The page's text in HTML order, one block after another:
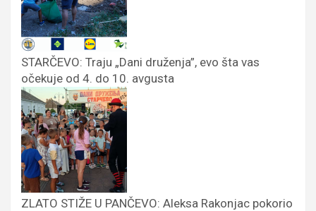
STARČEVO: Traju „Dani druženja”, evo šta vas
očekuje od 4. do 10. avgusta
ZLATO STIŽE U PANČEVO: Aleksa Rakonjac pokorio